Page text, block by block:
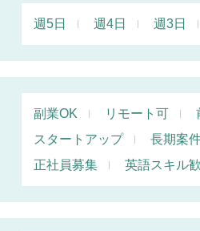
週5日 週4日 週3日
副業OK リモート可
スタートアップ
長期案
正社員募集
英語スキル